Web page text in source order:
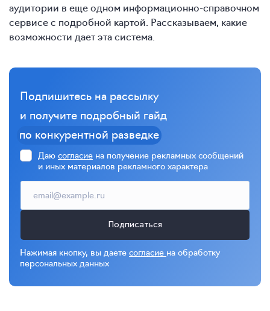
аудитории в еще одном информационно-справочном
сервисе с подробной картой. Рассказываем, какие
возможности дает эта система.
Подпишитесь на рассылку
и получите подробный гайд
по конкурентной разведке
Даю согласие на получение рекламных сообщений
и иных материалов рекламного характера
Подписаться
Нажимая кнопку, вы даете согласие на обработку
персональных данных